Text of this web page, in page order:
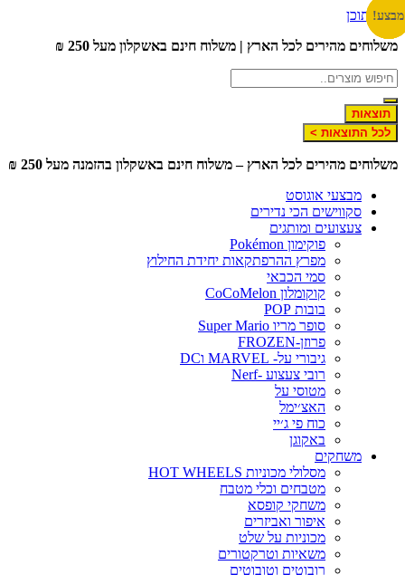
לתוכן
מהירים לכל הארץ | משלוח חינם באשקלון מעל 250 ₪
תוצאות
לכל התוצאות >
מהירים לכל הארץ – משלוח חינם באשקלון בהזמנה מעל 250 ₪
מבצעי אוגוסט
סקווישים הכי נדירים
צעצועים ומותגים
פוקימון Pokémon
מפרץ ההרפתקאות יחידת החילוץ
סמי הכבאי
קוקומלון CoCoMelon
בובות POP
סופר מריו Super Mario
פרוזן-FROZEN
גיבורי על- MARVEL וDC
רובי צעצוע -Nerf
מטוסי על
האצ׳ימל
כוח פי ג׳יי
באקוגן
משחקים
מסלולי מכוניות HOT WHEELS
מטבחים וכלי מטבח
משחקי קופסא
איפור ואביזרים
מכוניות על שלט
משאיות וטרקטורים
רובוטים וטובוטים